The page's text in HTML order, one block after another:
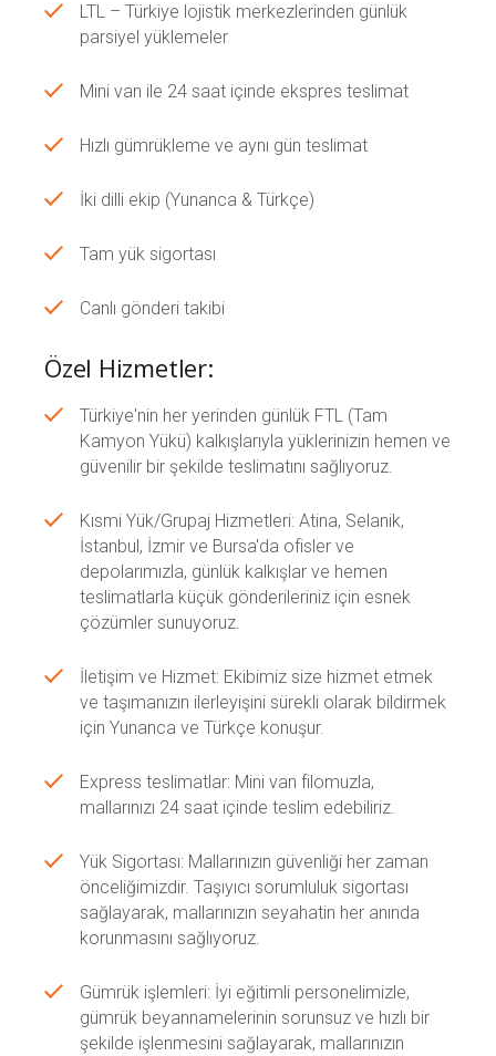
LTL – Türkiye lojistik merkezlerinden günlük
parsiyel yüklemeler
Mini van ile 24 saat içinde ekspres teslimat
Hızlı gümrükleme ve aynı gün teslimat
İki dilli ekip (Yunanca & Türkçe)
Tam yük sigortası
Canlı gönderi takibi
Özel Hizmetler:
Türkiye'nin her yerinden günlük FTL (Tam
Kamyon Yükü) kalkışlarıyla yüklerinizin hemen ve
güvenilir bir şekilde teslimatını sağlıyoruz.
Kısmi Yük/Grupaj Hizmetleri: Atina, Selanik,
İstanbul, İzmir ve Bursa'da ofisler ve
depolarımızla, günlük kalkışlar ve hemen
teslimatlarla küçük gönderileriniz için esnek
çözümler sunuyoruz.
İletişim ve Hizmet: Ekibimiz size hizmet etmek
ve taşımanızın ilerleyişini sürekli olarak bildirmek
için Yunanca ve Türkçe konuşur.
Express teslimatlar: Mini van filomuzla,
mallarınızı 24 saat içinde teslim edebiliriz.
Yük Sigortası: Mallarınızın güvenliği her zaman
önceliğimizdir. Taşıyıcı sorumluluk sigortası
sağlayarak, mallarınızın seyahatin her anında
korunmasını sağlıyoruz.
Gümrük işlemleri: İyi eğitimli personelimizle,
gümrük beyannamelerinin sorunsuz ve hızlı bir
şekilde işlenmesini sağlayarak, mallarınızın